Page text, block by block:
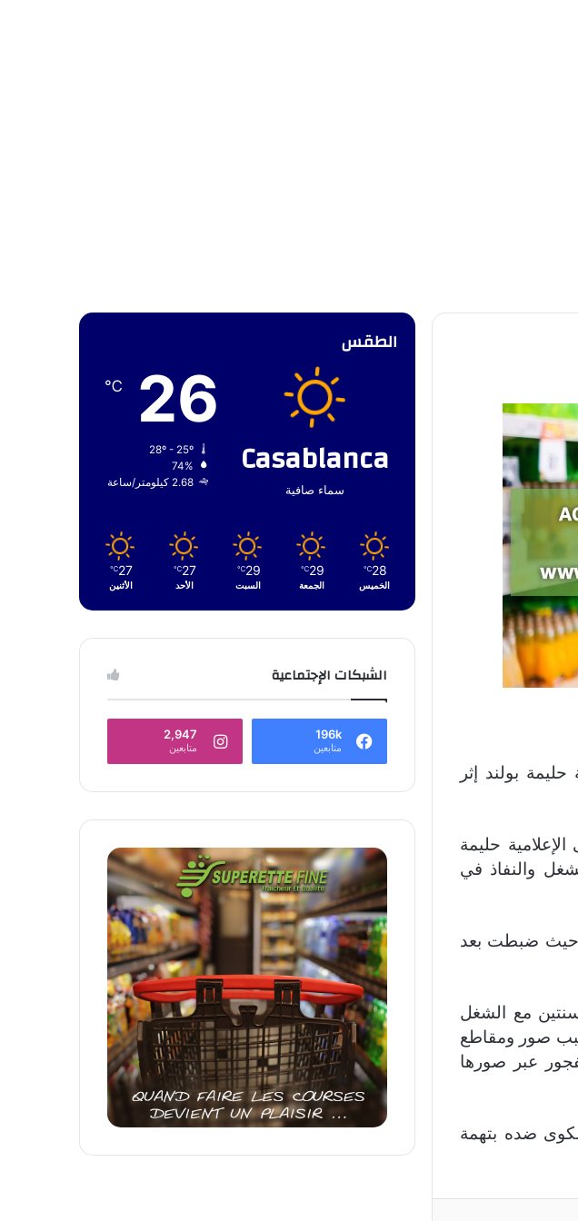
بولند إثر
حليمة
والنفاذ في
حيث ضبطت بعد
مع الشغل
صور ومقاطع
عبر صورها
ضده بتهمة
الطقس
Casablanca
سماء صافية
26
℃
74%
2.68 كيلومتر/ساعة
28
℃
الخميس
29
℃
الجمعة
29
℃
السبت
27
℃
الأحد
27
℃
الأثنين
الشبكات الإجتماعية
196k
متابعين
2,947
متابعين